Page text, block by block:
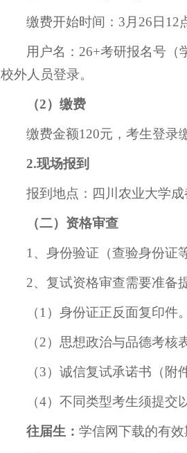
缴费开始时间：3月26日12
用户名：26+考研报名号（
校外人员登录。
（2）缴费
缴费金额120元，考生登录
2.现场报到
报到地点：四川农业大学成
（二）资格审查
1、身份验证（查验身份证
2、复试资格审查需要准备
（1）身份证正反面复印件。
（2）思想政治与品德考核
（3）诚信复试承诺书（附
（4）不同类型考生须提交
往届生：学信网下载的有